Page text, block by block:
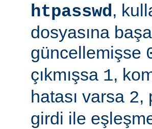
htpasswd,
dosyasına
güncellemişse
çıkmışsa 1,
hatası varsa 2,
girdi ile